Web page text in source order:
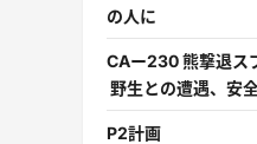
の人に
CAー230 熊撃退ス
野生との遭遇、安
P2計画